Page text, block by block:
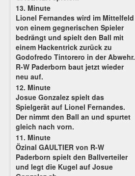
13. Minute
Lionel Fernandes wird im Mittelfeld
von einem gegnerischen Spieler
bedrängt und spielt den Ball mit
einem Hackentrick zurück zu
Godofredo Tintorero in der Abwehr.
R-W Paderborn baut jetzt wieder
neu auf.
12. Minute
Josue Gonzalez spielt das
Spielgerät auf Lionel Fernandes.
Der nimmt den Ball an und spurtet
gleich nach vorn.
11. Minute
Özinal GAULTIER von R-W
Paderborn spielt den Ballverteiler
und legt die Kugel auf Josue